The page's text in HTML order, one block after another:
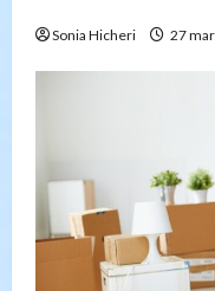
Sonia Hicheri 27